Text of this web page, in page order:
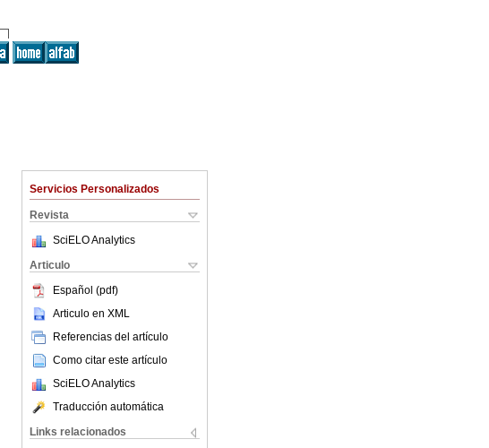
Servicios Personalizados
Revista
SciELO Analytics
Articulo
Español (pdf)
Articulo en XML
Referencias del artículo
Como citar este artículo
SciELO Analytics
Traducción automática
Links relacionados